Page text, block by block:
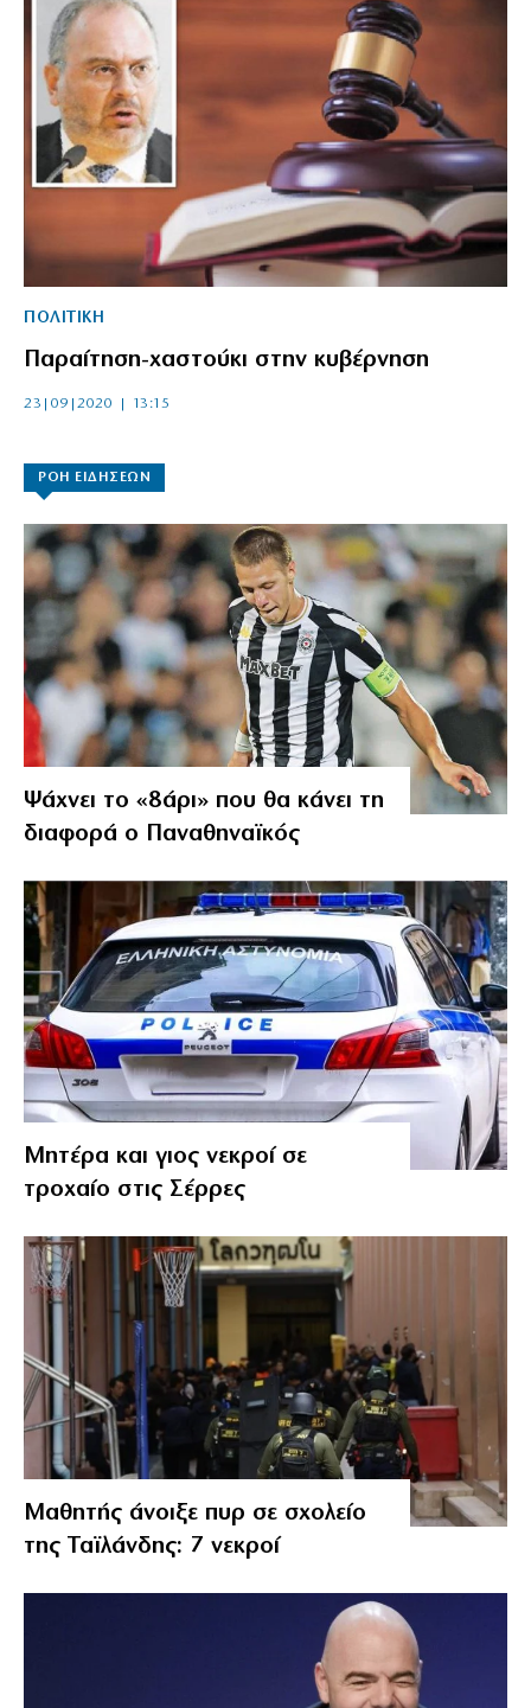
ΠΟΛΙΤΙΚΗ
Παραίτηση-χαστούκι στην κυβέρνηση
23|09|2020 | 13:15
ΡΟΗ ΕΙΔΗΣΕΩΝ
Ψάχνει το «8άρι» που θα κάνει τη
διαφορά ο Παναθηναϊκός
Μητέρα και γιος νεκροί σε
τροχαίο στις Σέρρες
Μαθητής άνοιξε πυρ σε σχολείο
της Ταϊλάνδης: 7 νεκροί